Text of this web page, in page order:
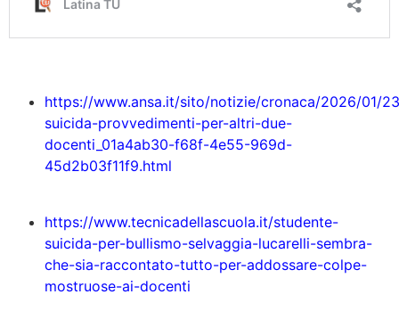
https://www.ansa.it/sito/notizie/cronaca/2026/01/
suicida-provvedimenti-per-altri-due-
docenti_01a4ab30-f68f-4e55-969d-
45d2b03f11f9.html
https://www.tecnicadellascuola.it/studente-
suicida-per-bullismo-selvaggia-lucarelli-sembra-
che-sia-raccontato-tutto-per-addossare-colpe-
mostruose-ai-docenti